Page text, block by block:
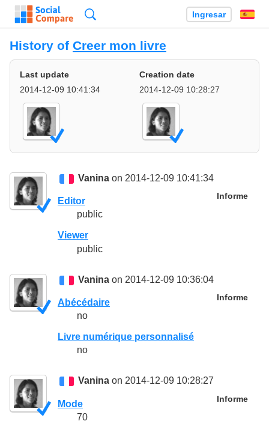
Ingresar
History of Creer mon livre
Last update
2014-12-09 10:41:34
Creation date
2014-12-09 10:28:27
Vanina on 2014-12-09 10:41:34
Informe
Editor
public
Viewer
public
Vanina on 2014-12-09 10:36:04
Informe
Abécédaire
no
Livre numérique personnalisé
no
Vanina on 2014-12-09 10:28:27
Informe
Mode
70